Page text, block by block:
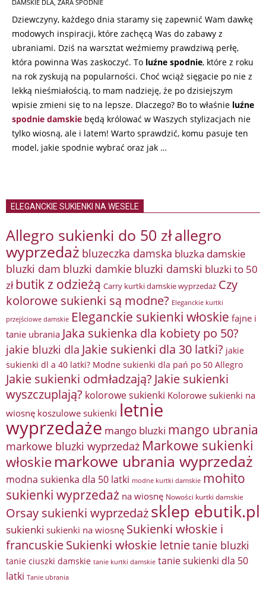
09
DAMSKIE DLA, ZARA SPODNIE
Dziewczyny, każdego dnia staramy się zapewnić Wam dawkę
modowych inspiracji, które zachęcą Was do zabawy z
ubraniami. Dziś na warsztat weźmiemy prawdziwą perłę,
która powinna Was zaskoczyć. To luźne spodnie, które z roku
na rok zyskują na popularności. Choć wciąż sięgacie po nie z
lekką nieśmiałością, to mam nadzieję, że po dzisiejszym
wpisie zmieni się to na lepsze. Dlaczego? Bo to właśnie luźne
spodnie damskie będą królować w Waszych stylizacjach nie
tylko wiosną, ale i latem! Warto sprawdzić, komu pasuje ten
model, jakie spodnie wybrać oraz jak …
ELEGANCKIE SUKIENKI NA WESELE
Allegro sukienki do 50 złallegro
wyprzedaż bluzeczka damska bluzka damskie
bluzki dam bluzki damkie bluzki damski bluzki to 50
zł butik z odzieżą Carry kurtki damskie wyprzedaż Czy
kolorowe sukienki są modne? Eleganckie kurtki
przejściowe damskie Eleganckie sukienki włoskie fajne i
tanie ubrania Jaka sukienka dla kobiety po 50?
jakie bluzki dla Jakie sukienki dla 30 latki? jakie
sukienki dl a 40 latki? Modne sukienki dla pań po 50 Allegro
Jakie sukienki odmładzają? Jakie sukienki
wyszczuplają? kolorowe sukienki Kolorowe sukienki na
wiosnę koszulowe sukienki letnie
wyprzedaże mango bluzki mango ubrania
markowe bluzki wyprzedaż Markowe sukienki
włoskie markowe ubrania wyprzedaż
modna sukienka dla 50 latki modne kurtki damskie mohito
sukienki wyprzedaż na wiosnę Nowości kurtki damskie
Orsay sukienki wyprzedażsklep ebutik.pl
sukienki sukienki na wiosnę Sukienki włoskie i
francuskieSukienki włoskie letnietanie bluzki
tanie ciuszki damskie tanie kurtki damskie tanie sukienki dla 50
latki Tanie ubrania